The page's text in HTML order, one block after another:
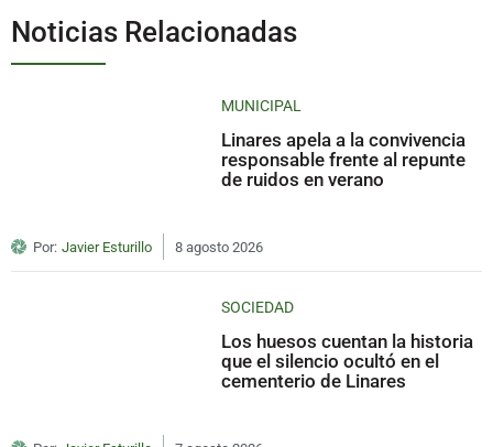
Noticias Relacionadas
MUNICIPAL
Linares apela a la convivencia
responsable frente al repunte
de ruidos en verano
Por: Javier Esturillo 8 agosto 2026
SOCIEDAD
Los huesos cuentan la historia
que el silencio ocultó en el
cementerio de Linares